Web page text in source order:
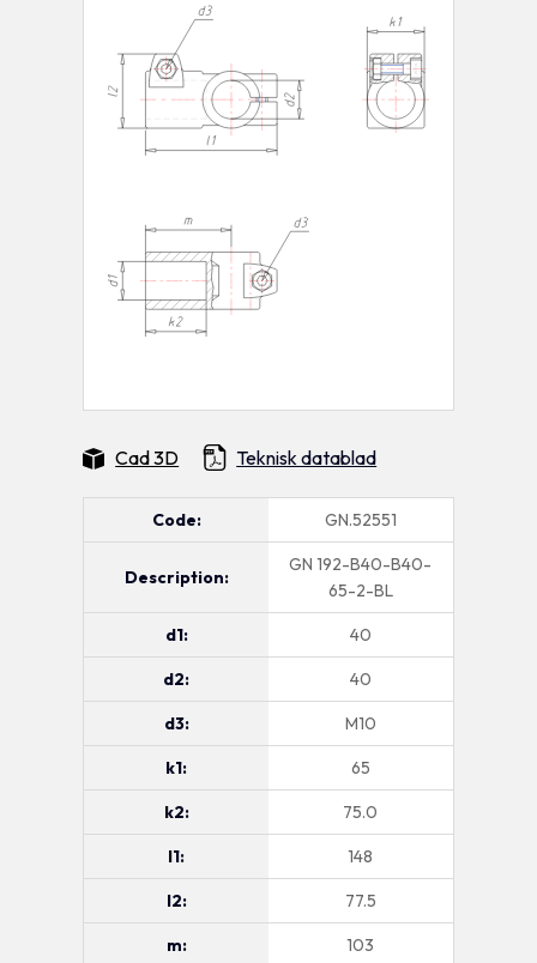
Code: GN.52551
Description:
GN 192-B40-B40-
65-2-BL
d1: 40
d2: 40
d3: M10
k1: 65
k2: 75.0
l1: 148
l2: 77.5
m: 103
Cad 3D Teknisk datablad